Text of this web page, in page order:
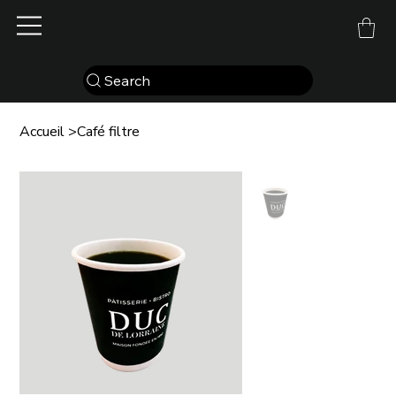
Search
Accueil >Café filtre